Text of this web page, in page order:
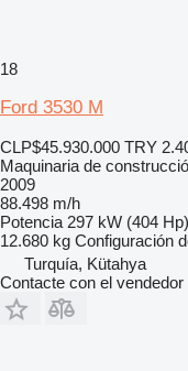
18
Ford 3530 M
CLP$45.930.000 TRY
Maquinaria de
2009
88.498 m/h
Potencia 297 kW (404 Hp)
12.680 kg Configuración
Turquía, Kütahya
Contacte con el vendedor